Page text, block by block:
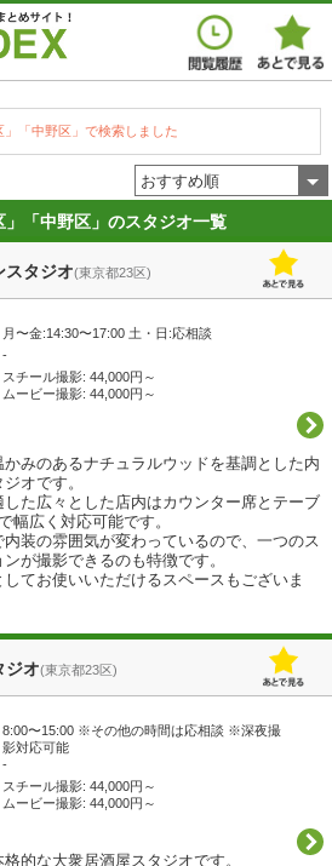
」「中野区」で検索しました
おすすめ順
」「中野区」のスタジオ一覧
スタジオ(東京都23区)
月〜金:14:30〜17:00 土・日:応相談
-
スチール撮影: 44,000円～
ムービー撮影: 44,000円～
みのあるナチュラルウッドを基調とした内
オです。
た広々とした店内はカウンター席とテーブ
幅広く対応可能です。
装の雰囲気が変わっているので、一つのス
が撮影できるのも特徴です。
てお使いいただけるスペースもございま
ジオ(東京都23区)
8:00〜15:00 ※その他の時間は応相談 ※深夜撮
影対応可能
-
スチール撮影: 44,000円～
ムービー撮影: 44,000円～
的な大衆居酒屋スタジオです。